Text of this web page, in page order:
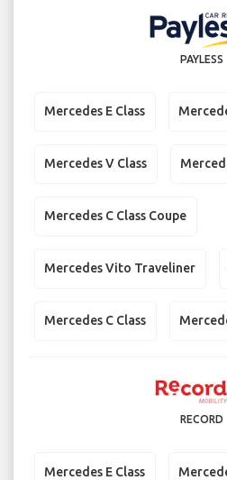
PAYLESS
Mercedes E Class
Mercedes V Class
Mercedes C Class Coupe
Mercedes Vito Traveliner
Mercedes C Class
RECORD
Mercedes E Class